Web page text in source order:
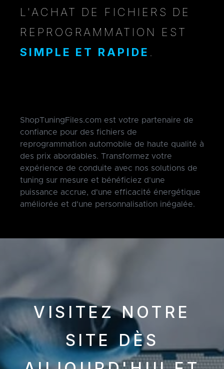
L'ACHAT DE FICHIERS DE
REPROGRAMMATION EST
SIMPLE ET RAPIDE
ShopTuningFiles.com est votre partenaire de
confiance pour des fichiers de
reprogrammation automobile de haute qualité à
des prix abordables. Transformez votre
expérience de conduite avec nos solutions de
tuning sur mesure et bénéficiez d'une
puissance accrue, d'une efficacité énergétique
améliorée et d'une personnalisation inégalée.
VISITEZ NOTRE
SITE DÈS